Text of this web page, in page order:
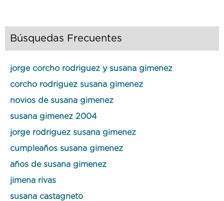
Búsquedas Frecuentes
jorge corcho rodriguez y susana gimenez
corcho rodriguez susana gimenez
novios de susana gimenez
susana gimenez 2004
jorge rodriguez susana gimenez
cumpleaños susana gimenez
años de susana gimenez
jimena rivas
susana castagneto